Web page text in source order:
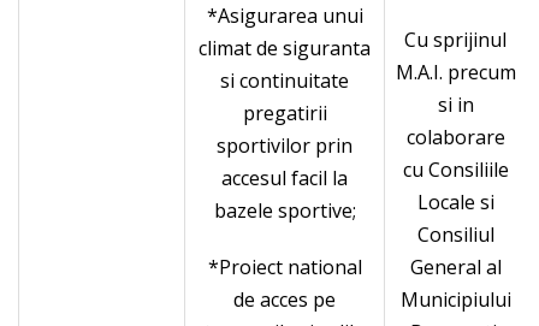
*Asigurarea unui
climat de siguranta
si continuitate
pregatirii
sportivilor prin
accesul facil la
bazele sportive;
*Proiect national
de acces pe
Cu sprijinul
M.A.I. precum
si in
colaborare
cu Consiliile
Locale si
Consiliul
General al
Municipiului